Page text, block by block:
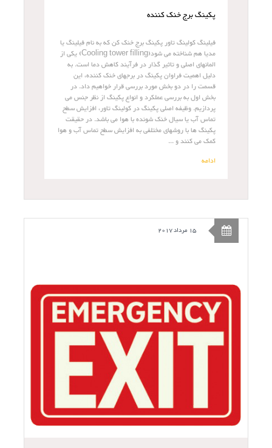
پکینگ برج خنک کننده
فیلینگ کولینگ تاور پکینگ برج خنک کن که به نام فیلینگ یا
مدیا هم شناخته می شود(Cooling tower filling) یکی از
المانهای اصلی و تاثیر گذار در فرآیند کاهش دما است. به
دلیل اهمیت فراوان پکینگ در برجهای خنک کننده، این
قسمت را در دو بخش مورد بررسی قرار خواهیم داد. در
بخش اول به بررسی عملکرد و انواع پکینگ از نظر جنس می
پردازیم. وظیفه اصلی پکینگ در کولینگ تاور، افزایش سطح
تماس آب یا سیال خنک شونده با هوا می باشد. در حقیقت
پکینگ ها با روشهای مختلفی به افزایش سطح تماس آب و هوا
کمک می کنند و ...
ادامه
15 مرداد 2017